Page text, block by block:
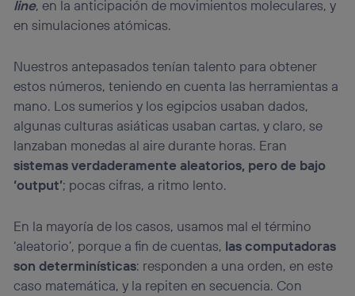
line, en la anticipación de movimientos moleculares, y
en simulaciones atómicas.
Nuestros antepasados tenían talento para obtener
estos números, teniendo en cuenta las herramientas a
mano. Los sumerios y los egipcios usaban dados,
algunas culturas asiáticas usaban cartas, y claro, se
lanzaban monedas al aire durante horas. Eran
sistemas verdaderamente aleatorios, pero de bajo
‘output’; pocas cifras, a ritmo lento.
En la mayoría de los casos, usamos mal el término
‘aleatorio’, porque a fin de cuentas, las computadoras
son determinísticas: responden a una orden, en este
caso matemática, y la repiten en secuencia. Con
Si utilizas una
(p. ej., Wi-Fi),
el marketing o análisis se realizará en función de las
que hayan dado su consentimiento.
Si utilizasdatos móviles, el marketing será más
personalizado, ya que se basará únicamente en la
navegación del usuario del móvil.
Puedes gestionar los consentimientos Utiq seleccionando
“Administrar Utiq” en la parte inferior de esta página web o
visitando el portal de privacidad de Utiq
(“consenthub”) . Para más información, consulta
la política de privacidad de Utiq.